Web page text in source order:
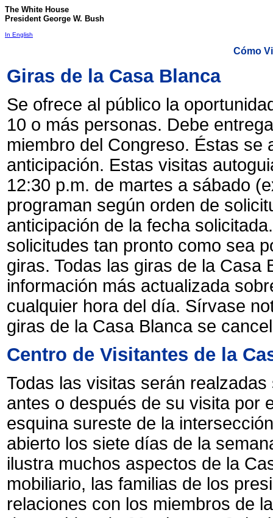
The White House
President George W. Bush
In English
Cómo
Giras de la Casa Blanca
Se ofrece al público la
10 o más personas. Debe
miembro del Congreso. Éstas
anticipación. Estas visitas
12:30 p.m. de martes a sábado
programan según orden de
anticipación de la fecha
solicitudes tan pronto como sea
giras. Todas las giras de la Casa
información más actualizada
cualquier hora del día. Sírvase
giras de la Casa Blanca se
Centro de Visitantes de la
Todas las visitas serán
antes o después de su visita por
esquina sureste de la
abierto los siete días de la
ilustra muchos aspectos de la
mobiliario, las familias de los
relaciones con los miembros de